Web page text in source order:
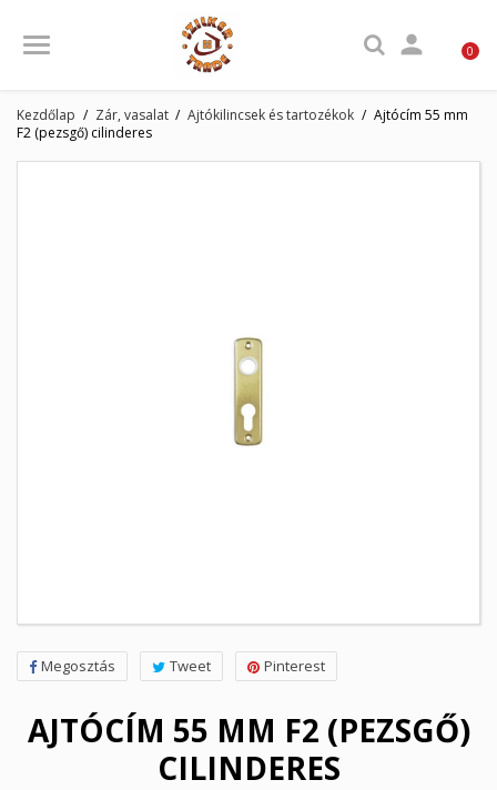
 0
Kezdőlap Zár, vasalat Ajtókilincsek és tartozékok
Ajtócím 55 mm
F2 (pezsgő) cilinderes
Megosztás Tweet Pinterest
AJTÓCÍM 55 MM F2 (PEZSGŐ)
CILINDERES